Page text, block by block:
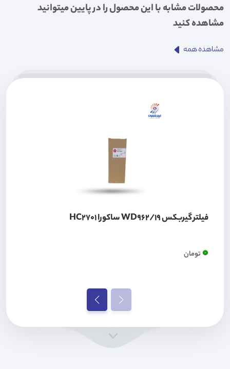
محصولات مشابه با این محصول را در پایین میتوانید
مشاهده کنید
مشاهده همه
فیلتر گیربکس WD962/19 ساکورا HC2701
0تومان